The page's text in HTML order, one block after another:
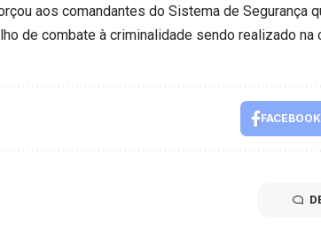
aos comandantes do Sistema de Segurança
de combate à criminalidade sendo realizado na
FACEBOOK